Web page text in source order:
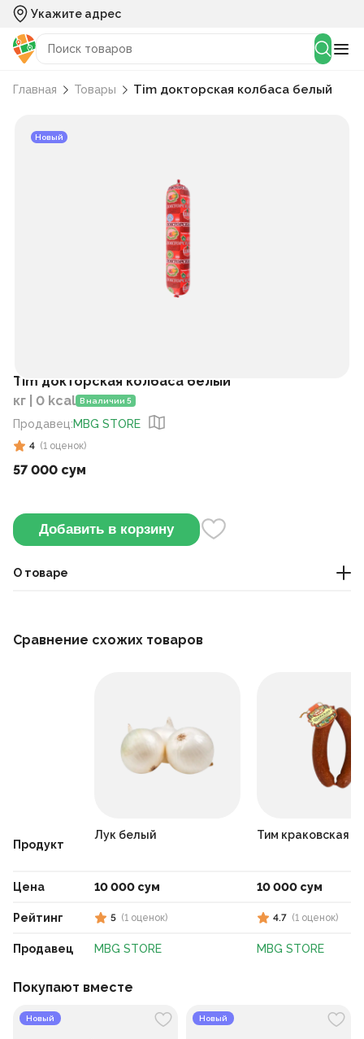
Укажите адрес
Главная Товары Tim докторская колбаса белый
Новый
Tim докторская колбаса белый
кг | 0 kcal В наличии 5
Продавец:MBG STORE
4 (1 оценок)
57 000 сум
Добавить в корзину
О товаре
Сравнение схожих товаров
Продукт
Цена
Рейтинг
Продавец
Лук белый
10 000 сум
5 (1 оценок)
MBG STORE
Тим краковская
10 000 сум
4.7 (1 оценок)
MBG STORE
Покупают вместе
Новый Новый